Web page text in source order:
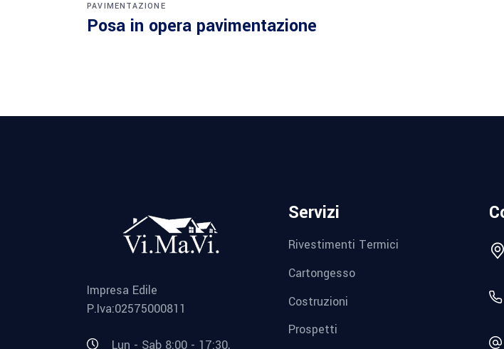
PAVIMENTAZIONE
Posa in opera pavimentazione
Impresa Edile
P.Iva:02575000811
Lun - Sab 8:00 - 17:30,
Servizi
Rivestimenti Termici
Cartongesso
Costruzioni
Prospetti